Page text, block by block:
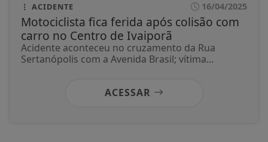
ACIDENTE 16/04/2025
Motociclista fica ferida após colisão com
carro no Centro de Ivaiporã
Acidente aconteceu no cruzamento da Rua
Sertanópolis com a Avenida Brasil; vítima...
ACESSAR